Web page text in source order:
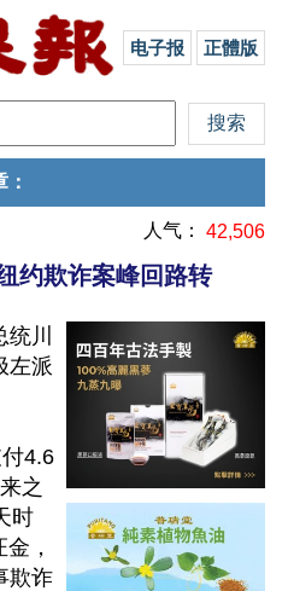
电子报 正體版
：
人气： 42,506
约欺诈案峰回路转
川
左派
4.6
之
时
，
欺诈